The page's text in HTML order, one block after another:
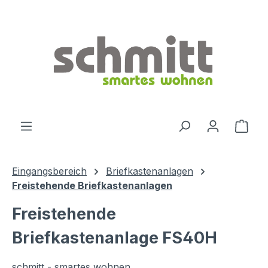
Eingangsbereich
Briefkastenanlagen
Freistehende Briefkastenanlagen
Freistehende
Briefkastenanlage FS40H